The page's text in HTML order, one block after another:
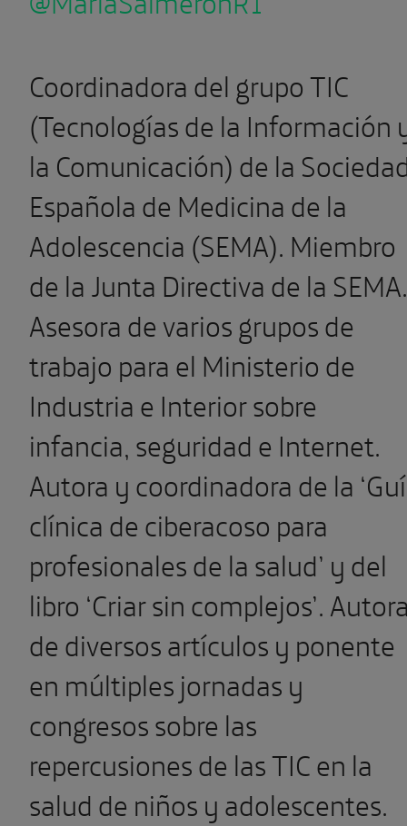
Coordinadora del grupo TIC
(Tecnologías de la Información
la Comunicación) de la
Española de Medicina de la
Adolescencia (SEMA). Miembro
de la Junta Directiva de la SEMA.
Asesora de varios grupos de
trabajo para el Ministerio de
Industria e Interior sobre
infancia, seguridad e Internet.
Autora y coordinadora de la
clínica de ciberacoso para
profesionales de la salud’ y del
libro ‘Criar sin complejos’.
de diversos artículos y ponente
en múltiples jornadas y
congresos sobre las
repercusiones de las TIC en la
salud de niños y adolescentes.